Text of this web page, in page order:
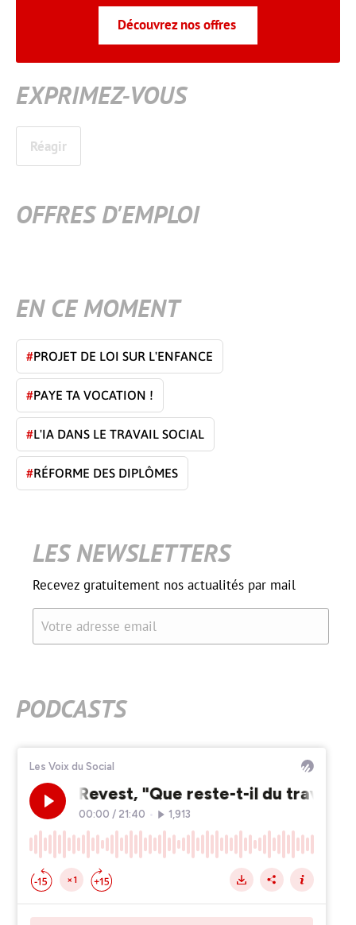
Découvrez nos offres
EXPRIMEZ-VOUS
Réagir
OFFRES D'EMPLOI
EN CE MOMENT
#PROJET DE LOI SUR L'ENFANCE
#PAYE TA VOCATION !
#L'IA DANS LE TRAVAIL SOCIAL
#RÉFORME DES DIPLÔMES
LES NEWSLETTERS
Recevez gratuitement nos actualités par mail
Votre adresse email
PODCASTS